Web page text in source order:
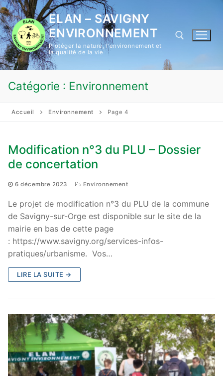
Aller
au
contenu
ELAN – SAVIGNY
ENVIRONNEMENT
Protéger la nature, l'environnement et
la qualité de la vie
Catégorie : Environnement
Accueil Environnement Page 4
Modification n°3 du PLU – Dossier
de concertation
6 décembre 2023 Environnement
Le projet de modification n°3 du PLU de la commune
de Savigny-sur-Orge est disponible sur le site de la
mairie en bas de cette page
: https://www.savigny.org/services-infos-
pratiques/urbanisme. Vos…
LIRE LA SUITE →